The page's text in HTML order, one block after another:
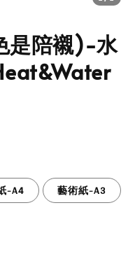
是陪襯)-水
-A4 藝術紙-A3